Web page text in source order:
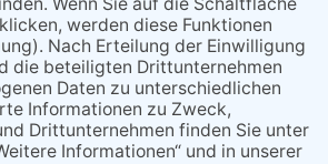
"Plakatverbot für überregionale
Demos"
Gelbe Tonne – Ein kleiner Blick
über den Tellerand